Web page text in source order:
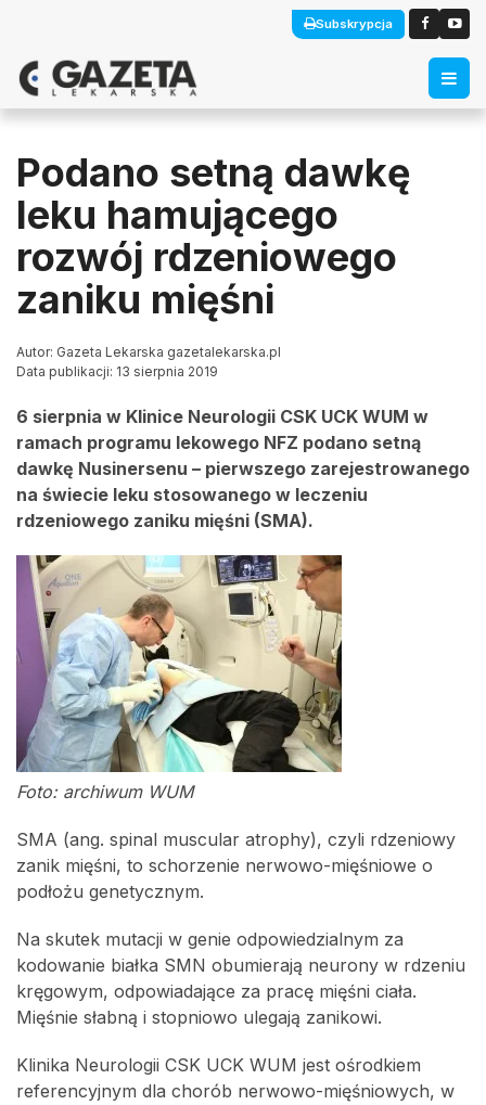
Subskrypcja
Podano setną dawkę
leku hamującego
rozwój rdzeniowego
zaniku mięśni
Autor: Gazeta Lekarska gazetalekarska.pl
Data publikacji: 13 sierpnia 2019
6 sierpnia w Klinice Neurologii CSK UCK WUM w
ramach programu lekowego NFZ podano setną
dawkę Nusinersenu – pierwszego zarejestrowanego
na świecie leku stosowanego w leczeniu
rdzeniowego zaniku mięśni (SMA).
Foto: archiwum WUM
SMA (ang. spinal muscular atrophy), czyli rdzeniowy
zanik mięśni, to schorzenie nerwowo-mięśniowe o
podłożu genetycznym.
Na skutek mutacji w genie odpowiedzialnym za
kodowanie białka SMN obumierają neurony w rdzeniu
kręgowym, odpowiadające za pracę mięśni ciała.
Mięśnie słabną i stopniowo ulegają zanikowi.
Klinika Neurologii CSK UCK WUM jest ośrodkiem
referencyjnym dla chorób nerwowo-mięśniowych, w